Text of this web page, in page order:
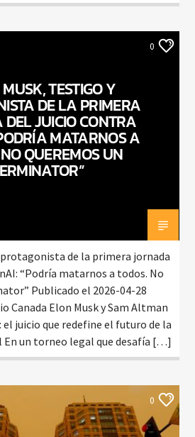
0
TESTIGO Y
DE LA PRIMERA
JUICIO CONTRA
MATARNOS A
QUEREMOS UN
de la primera jornada
“Podría matarnos a todos. No
Publicado el 2026-04-28
Canada Elon Musk y Sam Altman
el juicio que redefine el futuro de la
un torneo legal que desafía […]
0